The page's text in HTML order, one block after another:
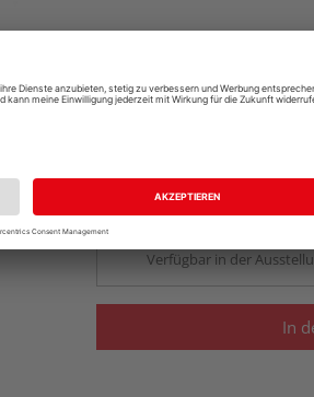
Auf Lager:
Beim Händler
Auf Lager:Abholung
Verfügbar in der
In